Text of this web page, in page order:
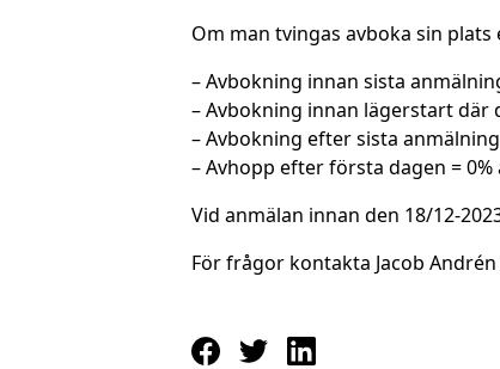
Om man tvingas avboka sin
– Avbokning innan sista
– Avbokning innan lägerstart där
– Avbokning efter sista
– Avhopp efter första dagen =
Vid anmälan innan den 18/12-
För frågor kontakta Jacob Andrén